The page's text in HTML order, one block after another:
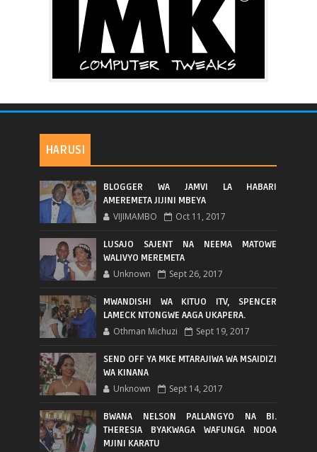
HARUSI
BLOGGER WA JAMVI LA HABARI
AMEREMETA JIJINI MBEYA
VIJIMAMBO Oct 11, 2017
LUSAJO SAJENT NA NEEMA MATOWE
WALIVYO MEREMETA
Unknown Sept 26, 2017
MWANDISHI WA KITUO ITV, SPENCER
LAMECK NTONGWE AAGA UKAPERA.
Othman Michuzi Sept 19, 2017
SEND OFF YA MKE MTARAJIWA WA MSAIDIZI
WA KINANA
Unknown Sept 14, 2017
BWANA NELSON PALLANGYO NA BI.
THERESIA BYAKWAGA WAFUNGA NDOA
MJINI KARATU